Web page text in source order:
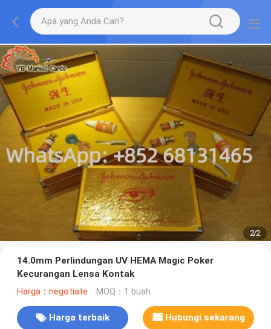
2/2
14.0mm Perlindungan UV HEMA Magic Poker
Kecurangan Lensa Kontak
Harga：negotiate MOQ：1 buah
Harga terbaik Hubungi sekarang